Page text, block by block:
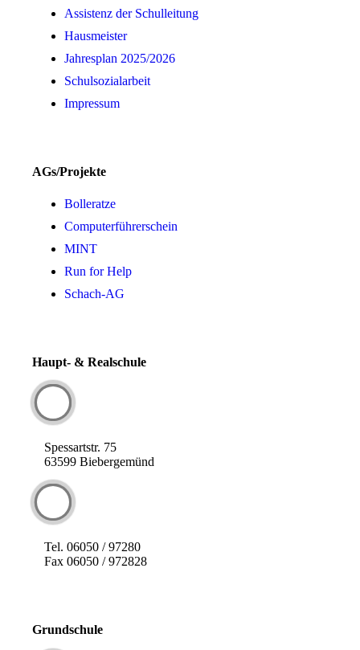
Assistenz der Schulleitung
Hausmeister
Jahresplan 2025/2026
Schulsozialarbeit
Impressum
AGs/Projekte
Bolleratze
Computerführerschein
MINT
Run for Help
Schach-AG
Haupt- & Realschule
Spessartstr. 75
63599 Biebergemünd
Tel. 06050 / 97280
Fax 06050 / 972828
Grundschule